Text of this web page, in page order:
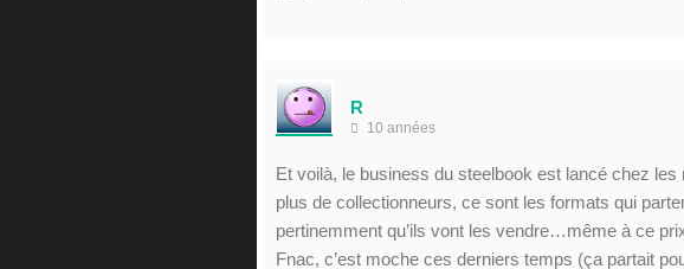
R
10 années
Et voilà, le business du steelbook est lancé chez
plus de collectionneurs, ce sont les formats qui
pertinemment qu’ils vont les vendre…même à ce
Fnac, c’est moche ces derniers temps (ça partait